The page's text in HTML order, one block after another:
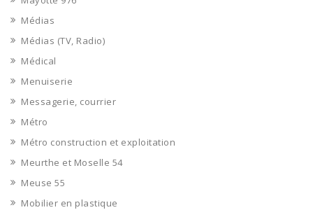
Médias
Médias (TV, Radio)
Médical
Menuiserie
Messagerie, courrier
Métro
Métro construction et exploitation
Meurthe et Moselle 54
Meuse 55
Mobilier en plastique